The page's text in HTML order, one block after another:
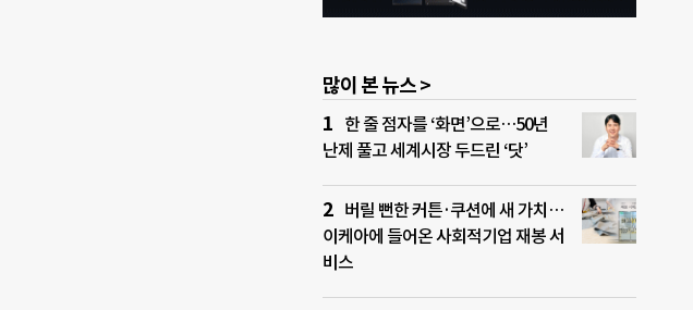
많이 본 뉴스 >
한 줄 점자를 ‘화면’으로…50년
난제 풀고 세계시장 두드린 ‘닷’
버릴 뻔한 커튼·쿠션에 새 가치…
이케아에 들어온 사회적기업 재봉 서
비스